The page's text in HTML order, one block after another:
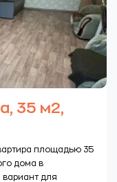
35 м2,
площадью 35
дома в
для